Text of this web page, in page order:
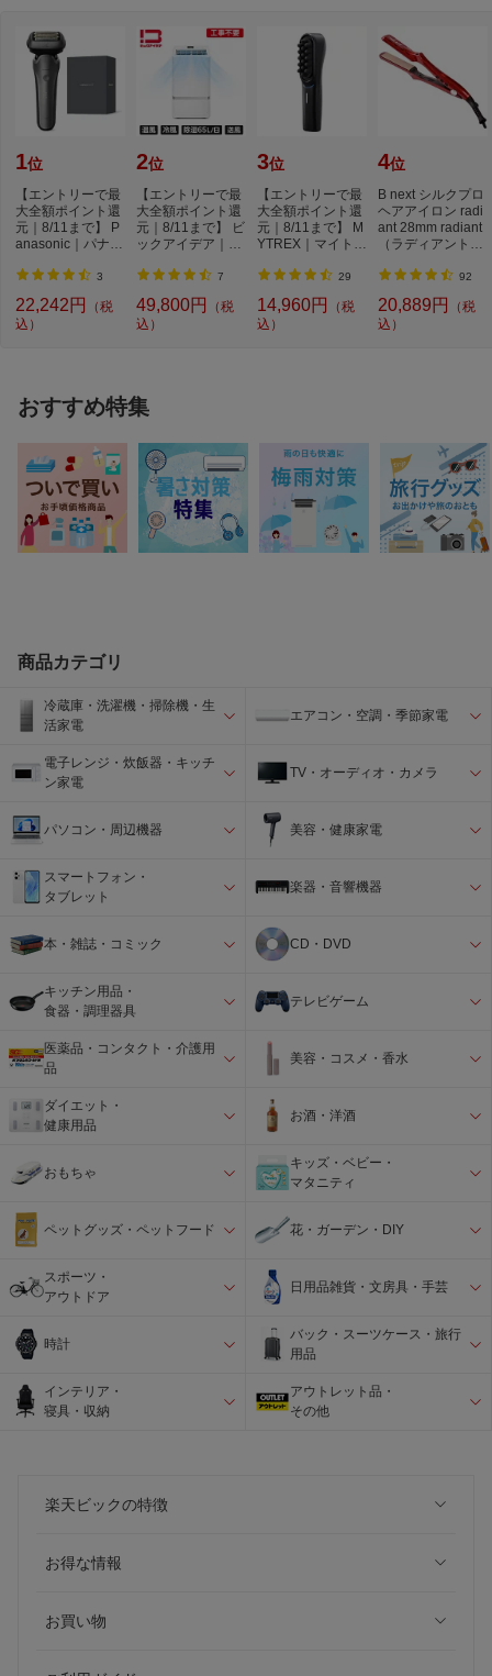
1位
【エントリーで最
大全額ポイント還
元｜8/11まで】 P
anasonic｜パナソ
3
22,242円
（税
込）
2位
【エントリーで最
大全額ポイント還
元｜8/11まで】 ビ
ックアイデア｜Bi
7
49,800円
（税
込）
3位
【エントリーで最
大全額ポイント還
元｜8/11まで】 M
YTREX｜マイトレ
ン...
29
14,960円
（税
込）
4位
B next シルクプロ
ヘアアイロン radi
ant 28mm radiant
（ラディアント）
92
20,889円
（税
込）
おすすめ特集
商品カテゴリ
冷蔵庫・洗濯機・掃除機・生
活家電
エアコン・空調・季節家電
電子レンジ・炊飯器・キッチ
ン家電
TV・オーディオ・カメラ
パソコン・周辺機器 美容・健康家電
スマートフォン・
タブレット
楽器・音響機器
本・雑誌・コミック CD・DVD
キッチン用品・
食器・調理器具
テレビゲーム
医薬品・コンタクト・介護用
品
美容・コスメ・香水
ダイエット・
健康用品
お酒・洋酒
おもちゃ
キッズ・ベビー・
マタニティ
ペットグッズ・ペットフード 花・ガーデン・DIY
スポーツ・
アウトドア
日用品雑貨・文房具・手芸
時計
バック・スーツケース・旅行
用品
インテリア・
寝具・収納
アウトレット品・
その他
楽天ビックの特徴
お得な情報
お買い物